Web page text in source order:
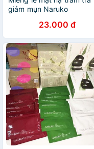
giảm mụn Naruko
23.000 đ